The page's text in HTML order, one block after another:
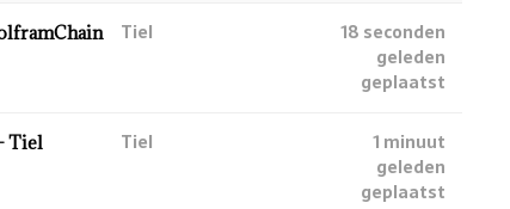
Tiel
18 seconden
geleden
geplaatst
Tiel Tiel
1 minuut
geleden
geplaatst